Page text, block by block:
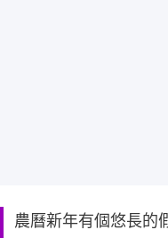
農曆新年有個悠長的